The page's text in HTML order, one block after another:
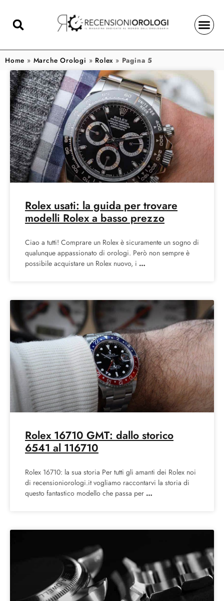
Home » Marche Orologi » Rolex » Pagina 5
Rolex usati: la guida per trovare
modelli Rolex a basso prezzo
Ciao a tutti! Comprare un Rolex è sicuramente un sogno di
qualunque appassionato di orologi. Però non sempre è
possibile acquistare un Rolex nuovo, i
Rolex 16710 GMT: dallo storico
6541 al 116710
Rolex 16710: la sua storia Per tutti gli amanti dei Rolex noi
di recensioniorologi.it vogliamo raccontarvi la storia di
questo fantastico modello che passa per